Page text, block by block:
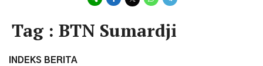
Tag : BTN Sumardji
INDEKS BERITA